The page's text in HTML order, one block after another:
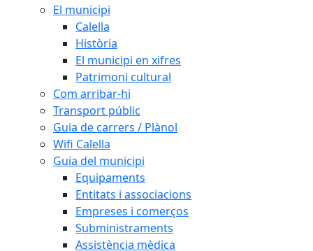
El municipi
Calella
Història
El municipi en xifres
Patrimoni cultural
Com arribar-hi
Transport públic
Guia de carrers / Plànol
Wifi Calella
Guia del municipi
Equipaments
Entitats i associacions
Empreses i comerços
Subministraments
Assistència mèdica